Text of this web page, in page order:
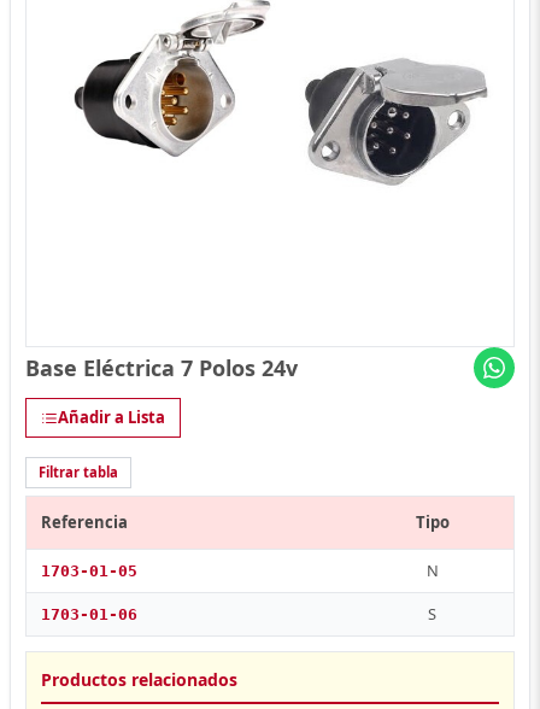
Base Eléctrica 7 Polos 24v
Añadir a Lista
Filtrar tabla
Referencia Tipo
1703-01-05 N
1703-01-06 S
Productos relacionados